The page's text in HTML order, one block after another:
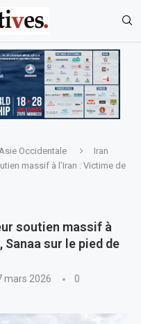
Asie Occidentale
Iran
massif à l’Iran : Victime de
soutien massif à
Sanaa sur le pied de
mars 2026
0